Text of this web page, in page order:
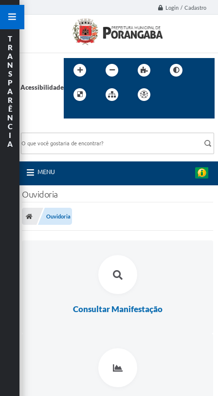
Login / Cadastro
Acessibilidade
MENU
T
R
A
N
S
P
A
R
Ê
N
C
I
A
Ouvidoria
Ouvidoria
Consultar Manifestação